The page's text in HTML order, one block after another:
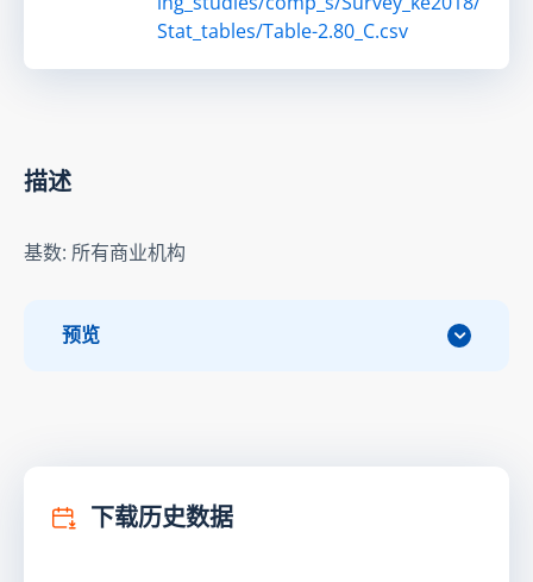
Stat_tables/Table-2.80_C.csv
描述
基数: 所有商业机构
预览
下载历史数据